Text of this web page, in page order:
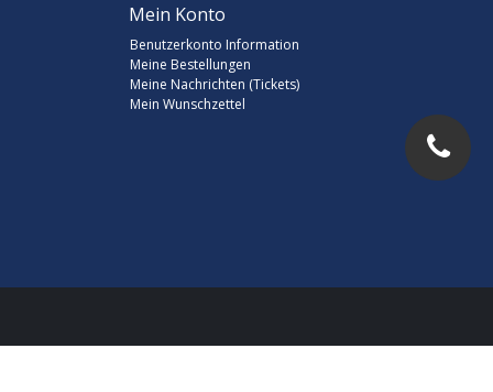
Mein Konto
Benutzerkonto Information
Meine Bestellungen
Meine Nachrichten (Tickets)
Mein Wunschzettel